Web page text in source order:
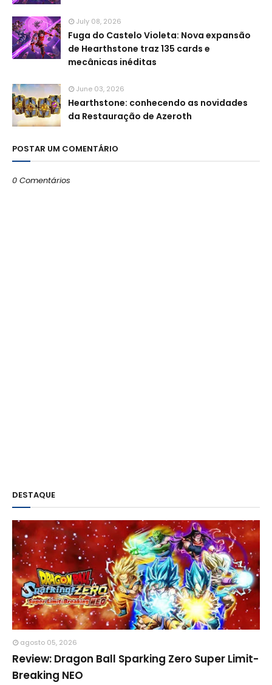
July 08, 2026
Fuga do Castelo Violeta: Nova expansão
de Hearthstone traz 135 cards e
mecânicas inéditas
June 03, 2026
Hearthstone: conhecendo as novidades
da Restauração de Azeroth
POSTAR UM COMENTÁRIO
0 Comentários
DESTAQUE
agosto 05, 2026
Review: Dragon Ball Sparking Zero Super Limit-
Breaking NEO